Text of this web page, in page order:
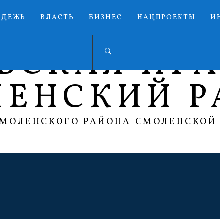
ВЛАСТЬ БИЗНЕС НАЦПРОЕКТЫ
РАЙОНА СМОЛЕНСКОЙ